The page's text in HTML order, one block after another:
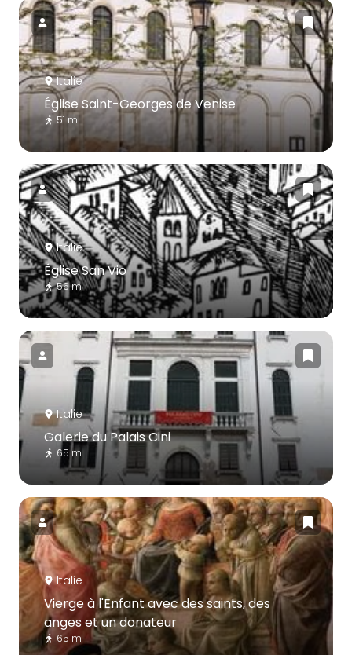
Italie
Église Saint-Georges de Venise
51 m
Italie
Église San Vio
56 m
Italie
Galerie du Palais Cini
65 m
Italie
Vierge à l'Enfant avec des saints, des
anges et un donateur
65 m